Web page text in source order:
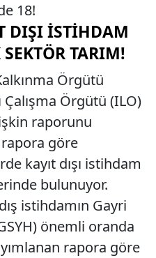
18!
DIŞI İSTIHDAM
TARIM!
Örgütü
Çalışma Örgütü (ILO)
raporunu
rapora göre
kayıt dışı istihdam
bulunuyor.
istihdamın Gayri
önemli oranda
rapora göre